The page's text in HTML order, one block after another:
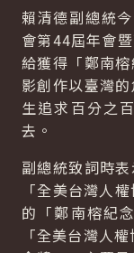
賴清德副總統
會第44屆年會
給獲得「鄭南
影創作以臺灣
生追求百分之
去。
副總統致詞時
「全美台灣人
的「鄭南榕紀
「全美台灣人